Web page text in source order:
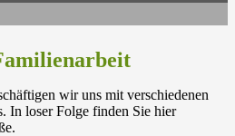
wir uns mit verschiedenen
In loser Folge finden Sie hier